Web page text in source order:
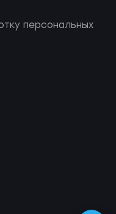
персональных